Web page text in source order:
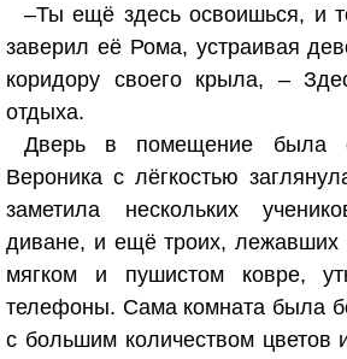
–Ты ещё здесь освоишься, и
заверил её Рома, устраивая
коридору своего крыла, –
отдыха.
Дверь в помещение была
Вероника с лёгкостью
заметила нескольких
диване, и ещё троих, лежавших
мягком и пушистом ковре,
телефоны. Сама комната была
с большим количеством цветов